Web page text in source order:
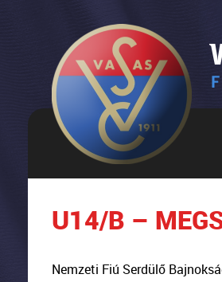
U14/B –
Nemzeti Fiú Serdülő